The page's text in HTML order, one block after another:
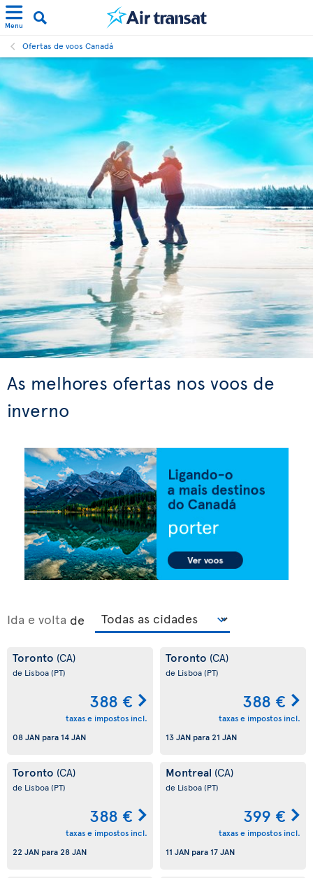
Menu
Ofertas de voos Canadá
As melhores ofertas nos voos de
inverno
Ida e volta de
Toronto (CA)
de Lisboa(PT)
388 €
taxas e impostos incl.
08 JAN para 14 JAN
Toronto (CA)
de Lisboa(PT)
388 €
taxas e impostos incl.
13 JAN para21 JAN
Toronto (CA)
de Lisboa(PT)
388 €
taxas e impostos incl.
22 JAN para28 JAN
Montreal (CA)
de Lisboa(PT)
399 €
taxas e impostos incl.
11 JAN para 17 JAN